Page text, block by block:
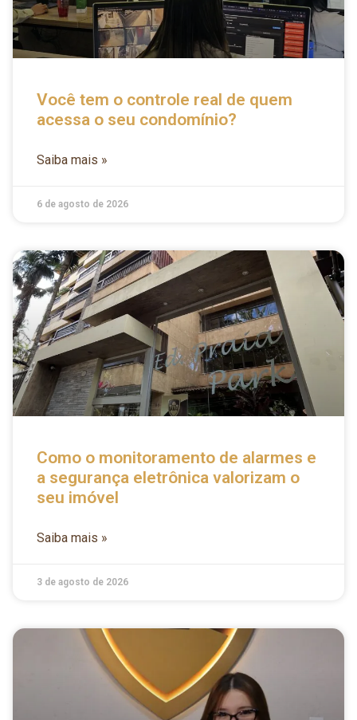
Você tem o controle real de quem
acessa o seu condomínio?
Saiba mais »
6 de agosto de 2026
Como o monitoramento de alarmes e
a segurança eletrônica valorizam o
seu imóvel
Saiba mais »
3 de agosto de 2026